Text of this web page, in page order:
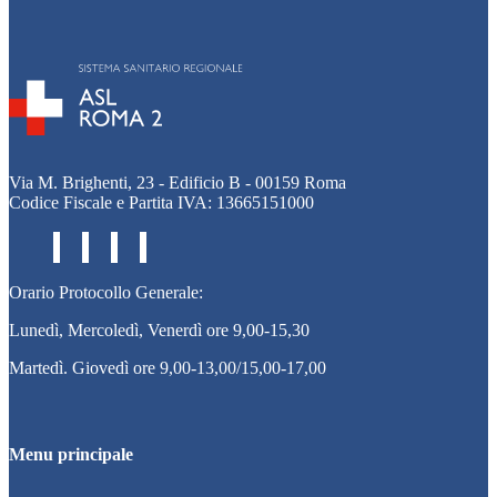
Via M. Brighenti, 23 - Edificio B - 00159 Roma
Codice Fiscale e Partita IVA: 13665151000
Orario Protocollo Generale:
Lunedì, Mercoledì, Venerdì ore 9,00-15,30
Martedì. Giovedì ore 9,00-13,00/15,00-17,00
Menu principale